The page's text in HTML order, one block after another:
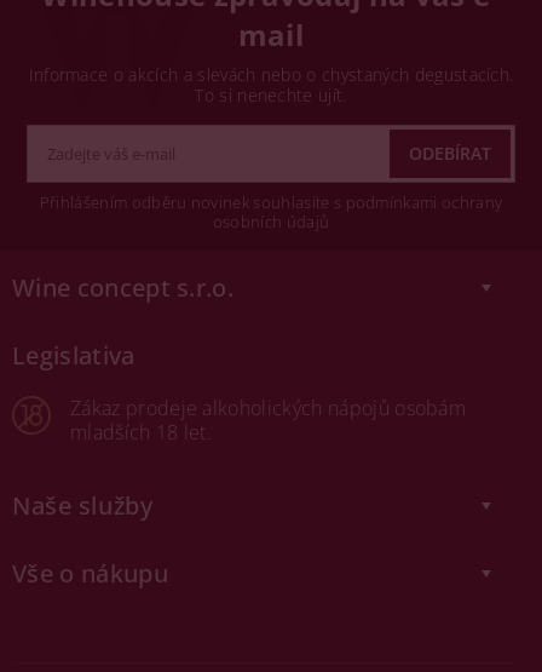
mail
Informace o akcích a slevách nebo o chystaných degustacích.
To si nenechte ujít.
Přihlášením odběru novinek souhlasíte s podmínkami ochrany
osobních údajů
Wine concept s.r.o.
Legislativa
Zákaz prodeje alkoholických nápojů osobám
mladších 18 let.
Naše služby
Vše o nákupu